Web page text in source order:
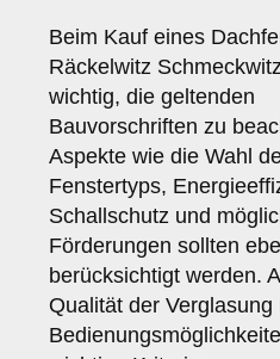
Beim Kauf eines
Räckelwitz
wichtig, die geltenden
Bauvorschriften zu
Aspekte wie die Wahl
Fenstertyps,
Schallschutz und
Förderungen sollten
berücksichtigt werden.
Qualität der Verglasung